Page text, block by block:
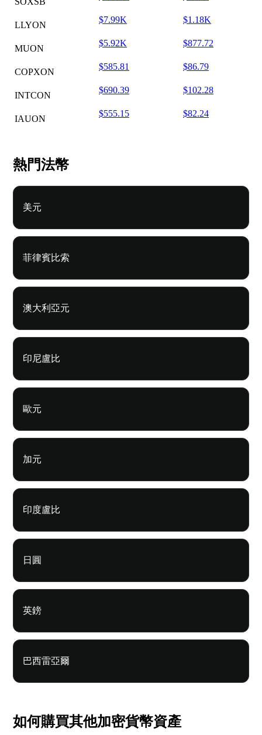
LLYON
$7.99K $1.18K
MUON
$5.92K $877.72
COPXON
$585.81 $86.79
INTCON
$690.39 $102.28
IAUON
$555.15 $82.24
熱門法幣
美元
菲律賓比索
澳大利亞元
印尼盧比
歐元
加元
印度盧比
日圓
英鎊
巴西雷亞爾
如何購買其他加密貨幣資產